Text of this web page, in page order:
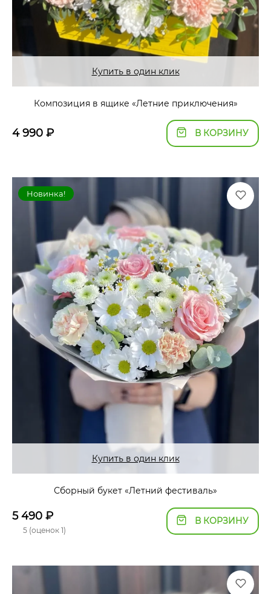
Купить в один клик
Композиция в ящике «Летние приключения»
4 990 ₽ В КОРЗИНУ
Новинка!
Купить в один клик
Сборный букет «Летний фестиваль»
5 490 ₽
5 (оценок 1)
В КОРЗИНУ